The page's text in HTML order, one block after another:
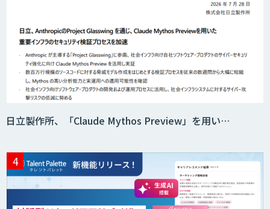
日立製作所、「Claude Mythos Preview」を用い…